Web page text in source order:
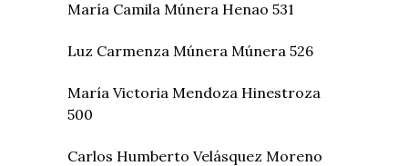
María Camila Múnera Henao 531
Luz Carmenza Múnera Múnera 526
María Victoria Mendoza Hinestroza
500
Carlos Humberto Velásquez Moreno